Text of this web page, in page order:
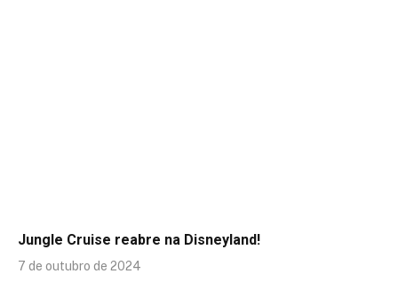
Jungle Cruise reabre na Disneyland!
7 de outubro de 2024